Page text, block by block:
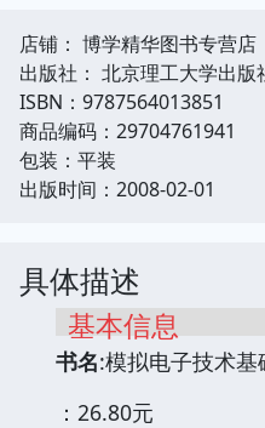
店铺： 博学精华图书专营店
出版社： 北京理工大学出版
ISBN：9787564013851
商品编码：29704761941
包装：平装
出版时间：2008-02-01
具体描述
基本信息
书名:模拟电子技术基
：26.80元